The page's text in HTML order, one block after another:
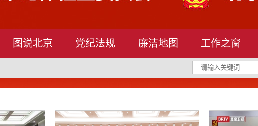
图说北京 党纪法规 廉洁地图 工作之窗